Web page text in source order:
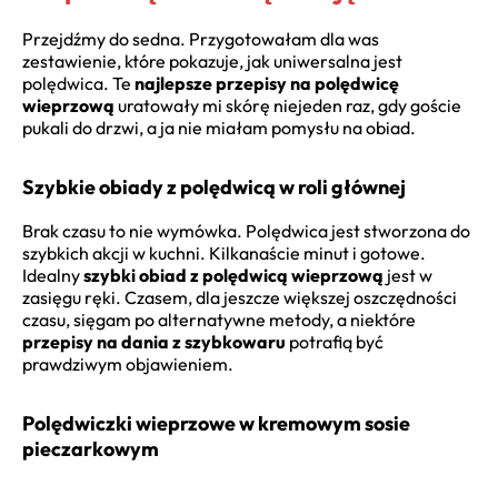
Przejdźmy do sedna. Przygotowałam dla was
zestawienie, które pokazuje, jak uniwersalna jest
polędwica. Te najlepsze przepisy na polędwicę
wieprzową uratowały mi skórę niejeden raz, gdy goście
pukali do drzwi, a ja nie miałam pomysłu na obiad.
Szybkie obiady z polędwicą w roli głównej
Brak czasu to nie wymówka. Polędwica jest stworzona do
szybkich akcji w kuchni. Kilkanaście minut i gotowe.
Idealnyszybki obiad z polędwicą wieprzową jest w
zasięgu ręki. Czasem, dla jeszcze większej oszczędności
czasu, sięgam po alternatywne metody, a niektóre
przepisy na dania z szybkowaru potrafią być
prawdziwym objawieniem.
Polędwiczki wieprzowe w kremowym sosie
pieczarkowym